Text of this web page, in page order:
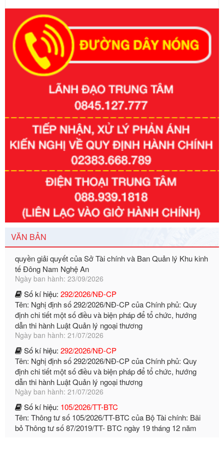
VĂN BẢN
Số kí hiệu:351/2025/NĐ-CP
Tên: Nghị định số 351/2025/NĐ-CP của Chính phủ: Quy
định chuẩn nghèo đa chiều quốc gia giai đoạn 2026 - 2030
Ngày ban hành: 29/12/2026
Số kí hiệu:3014/QĐ-UBND
Tên: Quyết định về việc công bố danh mục thủ tục hành
chính ban hành mới, sửa đổi bổ sung trong lĩnh vực hỗ trợ
đầu tư, lĩnh vực đấu thầu lựa chọn nhà thầu thuộc thẩm
tế Đông Nam Nghệ An
Ngày ban hành: 23/09/2026
Số kí hiệu:292/2026/NĐ-CP
Tên: Nghị định số 292/2026/NĐ-CP của Chính phủ: Quy
định chi tiết một số điều và biện pháp để tổ chức, hướng
dẫn thi hành Luật Quản lý ngoại thương
Ngày ban hành: 21/07/2026
Số kí hiệu:292/2026/NĐ-CP
Tên: Nghị định số 292/2026/NĐ-CP của Chính phủ: Quy
định chi tiết một số điều và biện pháp để tổ chức, hướng
dẫn thi hành Luật Quản lý ngoại thương
Ngày ban hành: 21/07/2026
Số kí hiệu:105/2026/TT-BTC
Tên: Thông tư số 105/2026/TT-BTC của Bộ Tài chính: Bãi
bỏ Thông tư số 87/2019/TT- BТC ngày 19 tháng 12 năm
2019 của Bộ trưởng Bộ Tài chính hướng dẫn thực hiện xử
phạt vi phạm hành chính trong lĩnh vực kho bạc nhà nước
Ngày ban hành: 21/07/2026